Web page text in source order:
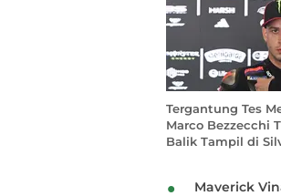
Tergantung Tes
Marco Bezzecchi
Balik Tampil di
Maverick